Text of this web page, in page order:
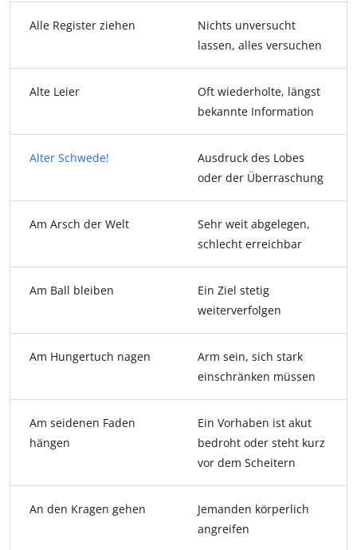
Alle Register ziehen
Nichts unversucht
lassen, alles versuchen
Alte Leier
Oft wiederholte, längst
bekannte Information
Alter Schwede!
Ausdruck des Lobes
oder der Überraschung
Am Arsch der Welt
Sehr weit abgelegen,
schlecht erreichbar
Am Ball bleiben
Ein Ziel stetig
weiterverfolgen
Am Hungertuch nagen
Arm sein, sich stark
einschränken müssen
Am seidenen Faden
hängen
Ein Vorhaben ist akut
bedroht oder steht kurz
vor dem Scheitern
An den Kragen gehen
Jemanden körperlich
angreifen